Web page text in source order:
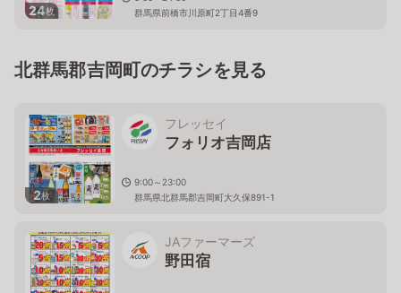
24枚
群馬県前橋市川原町2丁目4番9
北群馬郡吉岡町のチラシを見る
2枚
フレッセイ
フォリオ吉岡店
9:00～23:00
群馬県北群馬郡吉岡町大久保891-1
JAファーマーズ
野田宿